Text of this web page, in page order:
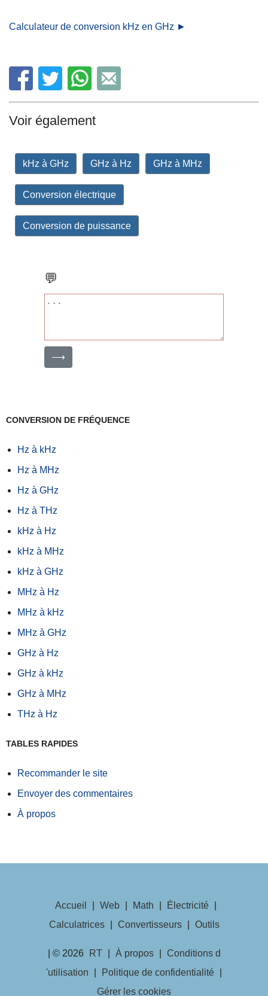
Calculateur de conversion kHz en GHz ►
Voir également
kHz à GHz GHz à Hz GHz à MHz
Conversion électrique
Conversion de puissance
💬
⟶
CONVERSION DE FRÉQUENCE
Hz à kHz
Hz à MHz
Hz à GHz
Hz à THz
kHz à Hz
kHz à MHz
kHz à GHz
MHz à Hz
MHz à kHz
MHz à GHz
GHz à Hz
GHz à kHz
GHz à MHz
THz à Hz
TABLES RAPIDES
Recommander le site
Envoyer des commentaires
À propos
Accueil Web Math Électricité
Calculatrices
Convertisseurs Outils
| © 2026 RT À propos
Conditions d
'utilisation
Politique de confidentialité
Gérer les cookies